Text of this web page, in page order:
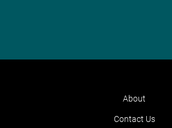
About
Contact Us